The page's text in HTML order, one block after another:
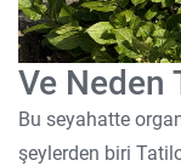
Ve Neden
Bu seyahatte
şeylerden biri